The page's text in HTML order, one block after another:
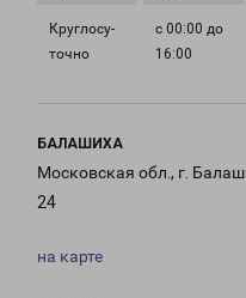
Круглосу­
точно
с 00:00 до
16:00
БАЛАШИХА
Московская обл., г.
24
на карте